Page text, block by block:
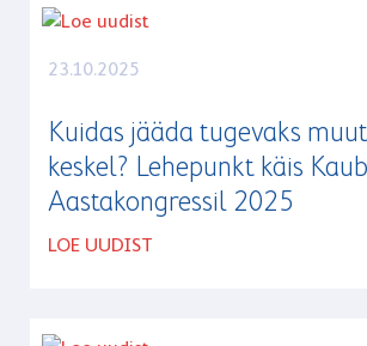
23.10.2025
Kuidas jääda tugevaks
keskel? Lehepunkt käis
Aastakongressil 2025
LOE UUDIST